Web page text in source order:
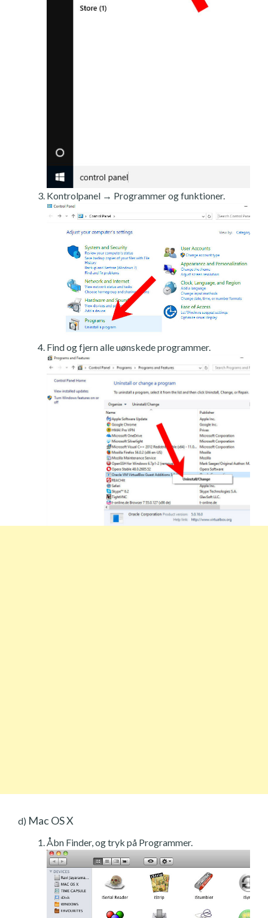
Kontrolpanel → Programmer og funktioner.
Find og fjern alle uønskede programmer.
d) Mac OS X
Åbn Finder, og tryk på Programmer.